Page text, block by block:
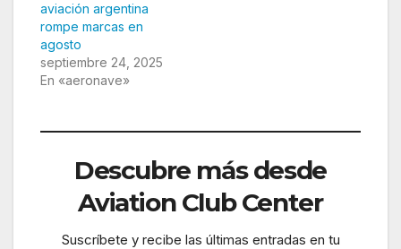
aviación argentina
rompe marcas en
agosto
septiembre 24, 2025
En «aeronave»
Descubre más desde
Aviation Club Center
Suscríbete y recibe las últimas entradas en tu